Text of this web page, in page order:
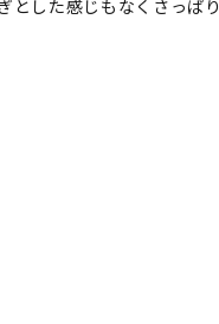
とした感じもなくさっぱ